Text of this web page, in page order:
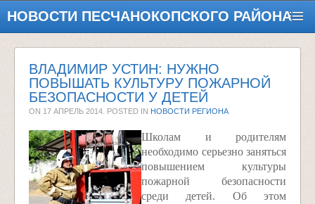
НОВОСТИ ПЕСЧАНОКОПСКОГО РАЙОНА
ВЛАДИМИР УСТИН: НУЖНО
ПОВЫШАТЬ КУЛЬТУРУ ПОЖАРНОЙ
БЕЗОПАСНОСТИ У ДЕТЕЙ
ON 17 АПРЕЛЬ 2014 . POSTED IN НОВОСТИ РЕГИОНА
Школам и родителям
необходимо серьезно заняться
повышением культуры
пожарной безопасности
среди детей. Об этом